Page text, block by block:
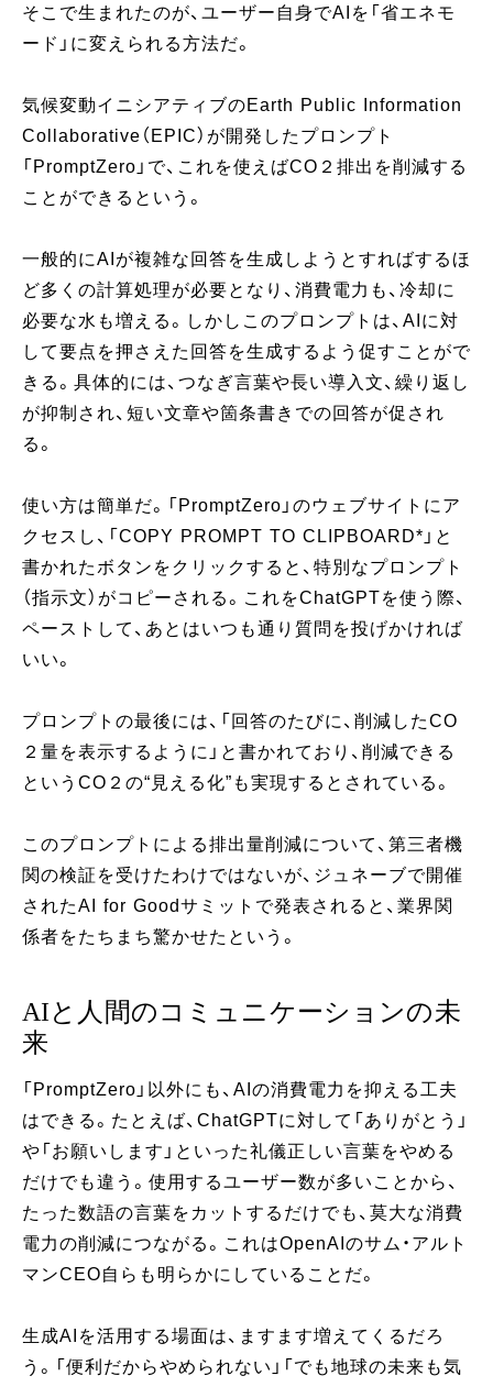
そこで生まれたのが、ユーザー自身でAIを「省エネモ
ード」に変えられる方法だ。
気候変動イニシアティブのEarth Public Information
Collaborative（EPIC）が開発したプロンプト
「PromptZero」で、これを使えばCO２排出を削減する
ことができるという。
一般的にAIが複雑な回答を生成しようとすればするほ
ど多くの計算処理が必要となり、消費電力も、冷却に
必要な水も増える。しかしこのプロンプトは、AIに対
して要点を押さえた回答を生成するよう促すことがで
きる。具体的には、つなぎ言葉や長い導入文、繰り返し
が抑制され、短い文章や箇条書きでの回答が促され
る。
使い方は簡単だ。「PromptZero」のウェブサイトにア
クセスし、「COPY PROMPT TO CLIPBOARD*」と
書かれたボタンをクリックすると、特別なプロンプト
（指示文）がコピーされる。これをChatGPTを使う際、
ペーストして、あとはいつも通り質問を投げかければ
いい。
プロンプトの最後には、「回答のたびに、削減したCO
２量を表示するように」と書かれており、削減できる
というCO２の“見える化”も実現するとされている。
このプロンプトによる排出量削減について、第三者機
関の検証を受けたわけではないが、ジュネーブで開催
されたAI for Goodサミットで発表されると、業界関
係者をたちまち驚かせたという。
AIと人間のコミュニケーションの未
来
「PromptZero」以外にも、AIの消費電力を抑える工夫
はできる。たとえば、ChatGPTに対して「ありがとう」
や「お願いします」といった礼儀正しい言葉をやめる
だけでも違う。使用するユーザー数が多いことから、
たった数語の言葉をカットするだけでも、莫大な消費
電力の削減につながる。これはOpenAIのサム・アルト
マンCEO自らも明らかにしていることだ。
生成AIを活用する場面は、ますます増えてくるだろ
う。「便利だからやめられない」「でも地球の未来も気